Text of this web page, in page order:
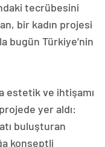
tecrübesini
bir kadın projesi
bugün Türkiye’nin
estetik ve ihtişamı
yer aldı:
buluşturan
konseptli